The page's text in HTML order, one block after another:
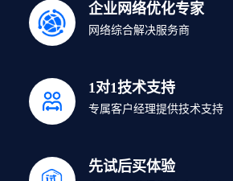
企业网络优化专家
网络综合解决服务商
1对1技术支持
专属客户经理提供技术支持
先试后买体验